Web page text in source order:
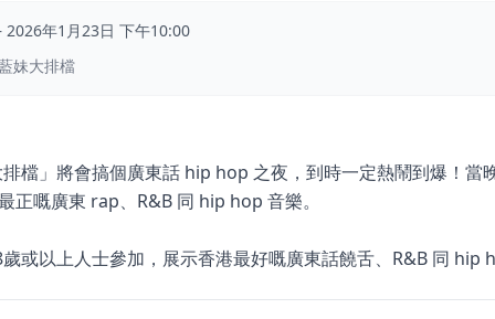
2026年1月23日 下午10:00
妹大排檔
檔」將會搞個廣東話 hip hop 之夜，到時一定熱鬧到爆！當
正嘅廣東 rap、R&B 同 hip hop 音樂。
或以上人士參加，展示香港最好嘅廣東話饒舌、R&B 同 hip